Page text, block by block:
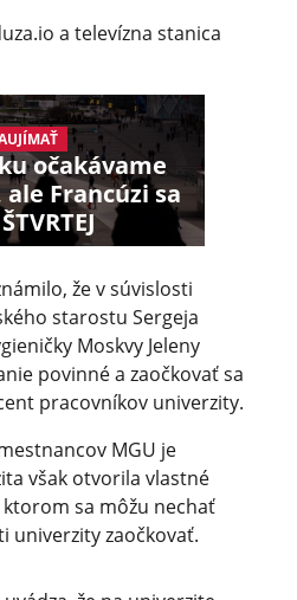
a televízna stanica
očakávame
Francúzi sa
že v súvislosti
starostu Sergeja
Moskvy Jeleny
povinné a zaočkovať sa
pracovníkov univerzity.
MGU je
však otvorila vlastné
sa môžu nechať
univerzity zaočkovať.